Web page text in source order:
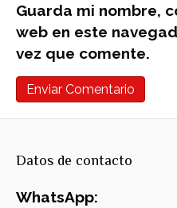
Guarda mi nombre,
web en este
vez que comente.
Datos de contacto
WhatsApp: